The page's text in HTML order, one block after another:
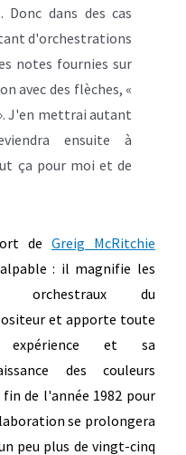
dans des cas
d'orchestrations
notes fournies sur
avec des flèches, «
J'en mettrai autant
ensuite à
ça pour moi et de
de Greig McRitchie
: il magnifie les
orchestraux du
et apporte toute
expérience et sa
des couleurs
de l'année 1982 pour
se prolongera
peu plus de vingt-cinq